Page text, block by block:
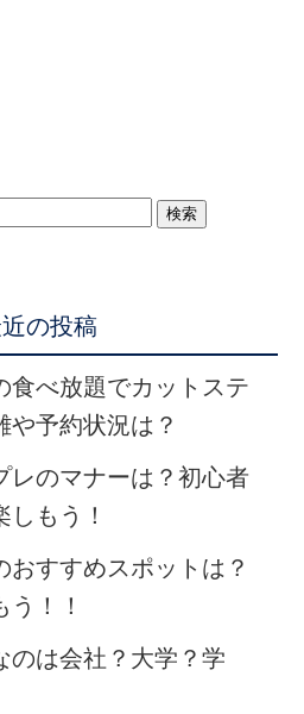
の投稿
食べ放題でカットステ
や予約状況は？
レのマナーは？初心者
もう！
おすすめスポットは？
！！
のは会社？大学？学